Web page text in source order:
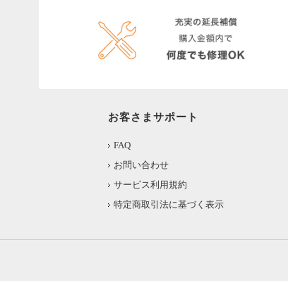
お客さまサポート
FAQ
お問い合わせ
サービス利用規約
特定商取引法に基づく表示